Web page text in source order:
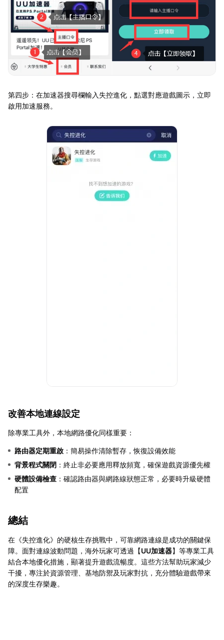
第四步：在加速器搜尋欄輸入失控進化，點選對應遊戲圖示，立即
啟用加速服務。
改善本地連線設定
除專業工具外，本地網路優化同樣重要：
路由器定期重啟 ：簡易操作清除暫存，恢復設備效能
背景程式關閉 ：終止非必要應用釋放頻寬，確保遊戲資源優先權
硬體設備檢查 ：確認路由器與網路線狀態正常，必要時升級硬體
配置
總結
在《失控進化》的硬核生存挑戰中，可靠網路連線是成功的關鍵保
障。面對連線波動問題，海外玩家可透過【UU加速器】等專業工具
結合本地優化措施，顯著提升遊戲流暢度。這些方法幫助玩家減少
干擾，專注於資源管理、基地防禦及玩家對抗，充分體驗遊戲帶來
的深度生存樂趣。